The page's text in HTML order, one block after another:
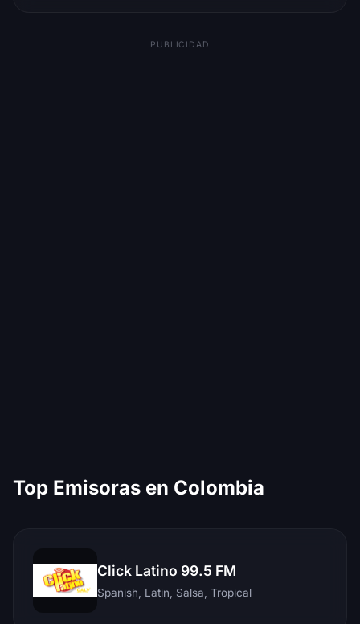
PUBLICIDAD
Top Emisoras en Colombia
Click Latino 99.5 FM
Spanish, Latin, Salsa, Tropical